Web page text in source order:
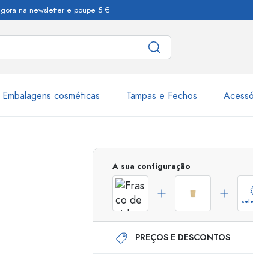
na newsletter e poupe 5 €
Embalagens cosméticas Tampas e Fechos
Dispensadores Airless
Frascos com roll-on
A sua configuração
PREÇOS E DESCONTOS